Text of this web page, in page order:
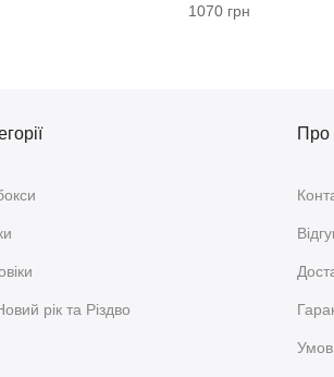
1070 грн
рік та Різдво
Про